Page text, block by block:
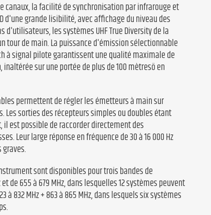
canaux, la facilité de synchronisation par infrarouge et
d'une grande lisibilité, avec affichage du niveau des
les systèmes UHF True Diversity de la
tour de main. La puissance d'émission sélectionnable
à signal pilote garantissent une qualité maximale de
sur une portée de plus de 100 mètresö en
permettent de régler les émetteurs à main sur
Les sorties des récepteurs simples ou doubles étant
est possible de raccorder directement des
Leur large réponse en fréquence de 30 à 16 000 Hz
sont disponibles pour trois bandes de
de 655 à 679 MHz, dans lesquelles 12 systèmes peuvent
832 MHz + 863 à 865 MHz, dans lesquels six systèmes